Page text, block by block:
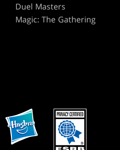
Duel Masters
Magic: The Gathering